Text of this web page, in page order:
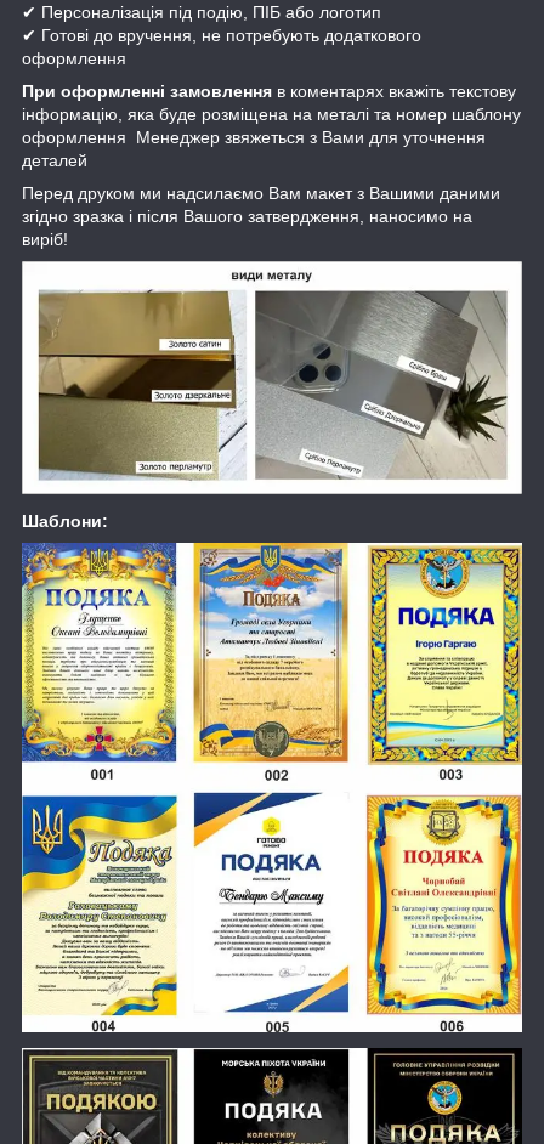
✔ Персоналізація під подію, ПІБ або логотип
✔ Готові до вручення, не потребують додаткового
оформлення
При оформленні замовлення в коментарях вкажіть текстову
інформацію, яка буде розміщена на металі та номер шаблону
оформлення Менеджер звяжеться з Вами для уточнення
деталей
Перед друком ми надсилаємо Вам макет з Вашими даними
згідно зразка і після Вашого затвердження, наносимо на
виріб!
Шаблони: